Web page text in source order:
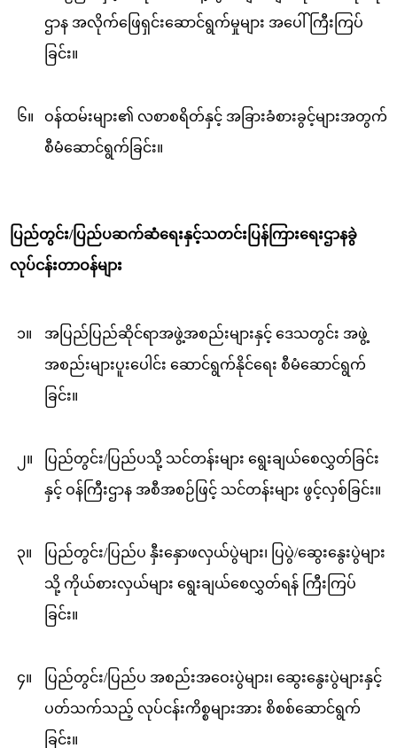
ဌာန အလိုက်ဖြေရှင်းဆောင်ရွက်မှုများ အပေါ် ကြီးကြပ်
ခြင်း။
၆။ ဝန်ထမ်းများ၏ လစာစရိတ်နှင့် အခြားခံစားခွင့်များအတွက်
စီမံဆောင်ရွက်ခြင်း။
ပြည်တွင်း/ပြည်ပဆက်ဆံရေးနှင့်သတင်းပြန်ကြားရေးဌာနခွဲ
လုပ်ငန်းတာဝန်များ
၁။ အပြည်ပြည်ဆိုင်ရာအဖွဲ့အစည်းများနှင့် ‌ဒေသတွင်း အဖွဲ့
အစည်းများပူးပေါင်း ဆောင်ရွက်နိုင်ရေး စီမံဆောင်ရွက်
ခြင်း။
၂။ ပြည်တွင်း/ပြည်ပသို့ သင်တန်းများ ရွေးချယ်စေလွှတ်ခြင်း
နှင့် ဝန်ကြီးဌာန အစီအစဉ်ဖြင့် သင်တန်းများ ဖွင့်လှစ်ခြင်း။
၃။ ပြည်တွင်း/ပြည်ပ နှီးနှောဖလှယ်ပွဲများ၊ ပြပွဲ/ဆွေးနွေးပွဲများ
သို့ ကိုယ်စားလှယ်များ ရွေးချယ်စေလွှတ်ရန် ကြီးကြပ်
ခြင်း။
၄။ ပြည်တွင်း/ပြည်ပ အစည်းအဝေးပွဲများ၊ ဆွေးနွေးပွဲများနှင့်
ပတ်သက်သည့် လုပ်ငန်းကိစ္စများအား စိစစ်ဆောင်ရွက်
ခြင်း။